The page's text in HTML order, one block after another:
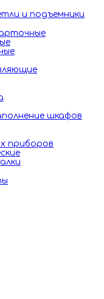
и подъемники
шкафов
приборов